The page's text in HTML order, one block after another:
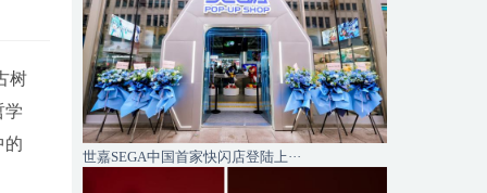
树
学
的
世嘉SEGA中国首家快闪店登陆上···